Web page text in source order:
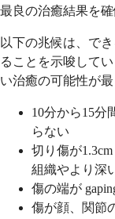
最良の治癒結果を
以下の兆候は、で
ることを示唆して
い治癒の可能性が最
10分から15分
らない
切り傷が
組織やより深
傷の端が
傷が顔、関節